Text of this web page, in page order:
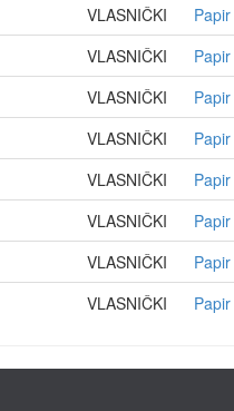
VLASNIČKI Papir
VLASNIČKI Papir
VLASNIČKI Papir
VLASNIČKI Papir
VLASNIČKI Papir
VLASNIČKI Papir
VLASNIČKI Papir
VLASNIČKI Papir